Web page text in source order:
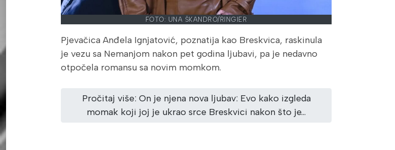
FOTO: UNA ŠKANDRO/RINGIER
Pjevačica Anđela Ignjatović, poznatija kao Breskvica, raskinula
je vezu sa Nemanjom nakon pet godina ljubavi, pa je nedavno
otpočela romansu sa novim momkom.
Pročitaj više: On je njena nova ljubav: Evo kako izgleda
momak koji joj je ukrao srce Breskvici nakon što je...